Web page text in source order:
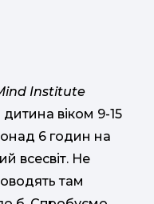
Institute
віком 9-15
6 годин на
всесвіт. Не
там